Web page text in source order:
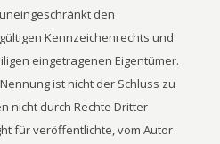
den
Kennzeichenrechts und
eingetragenen Eigentümer.
ist nicht der Schluss zu
nicht durch Rechte Dritter
für veröffentlichte, vom Autor